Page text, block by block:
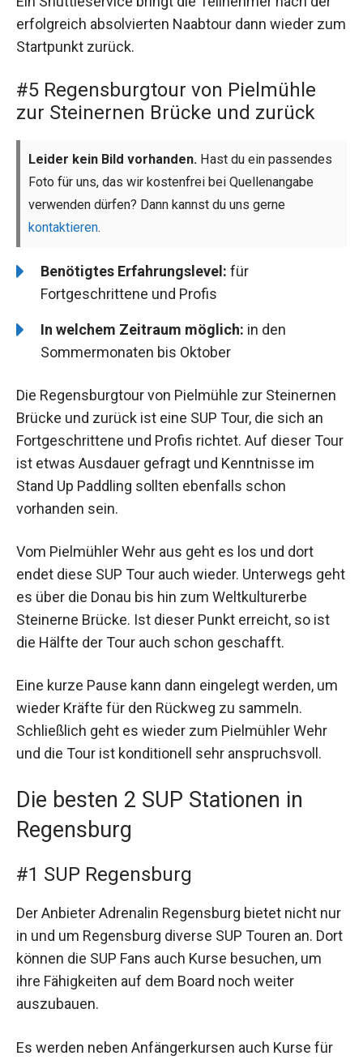
erfolgreich absolvierten Naabtour dann wieder zum
Startpunkt zurück.
#5 Regensburgtour von Pielmühle
zur Steinernen Brücke und zurück
Leider kein Bild vorhanden. Hast du ein passendes
Foto für uns, das wir kostenfrei bei Quellenangabe
verwenden dürfen? Dann kannst du uns gerne
kontaktieren.
Benötigtes Erfahrungslevel: für
Fortgeschrittene und Profis
In welchem Zeitraum möglich: in den
Sommermonaten bis Oktober
Die Regensburgtour von Pielmühle zur Steinernen
Brücke und zurück ist eine SUP Tour, die sich an
Fortgeschrittene und Profis richtet. Auf dieser Tour
ist etwas Ausdauer gefragt und Kenntnisse im
Stand Up Paddling sollten ebenfalls schon
vorhanden sein.
Vom Pielmühler Wehr aus geht es los und dort
endet diese SUP Tour auch wieder. Unterwegs geht
es über die Donau bis hin zum Weltkulturerbe
Steinerne Brücke. Ist dieser Punkt erreicht, so ist
die Hälfte der Tour auch schon geschafft.
Eine kurze Pause kann dann eingelegt werden, um
wieder Kräfte für den Rückweg zu sammeln.
Schließlich geht es wieder zum Pielmühler Wehr
und die Tour ist konditionell sehr anspruchsvoll.
Die besten 2 SUP Stationen in
Regensburg
#1 SUP Regensburg
Der Anbieter Adrenalin Regensburg bietet nicht nur
in und um Regensburg diverse SUP Touren an. Dort
können die SUP Fans auch Kurse besuchen, um
ihre Fähigkeiten auf dem Board noch weiter
auszubauen.
Es werden neben Anfängerkursen auch Kurse für